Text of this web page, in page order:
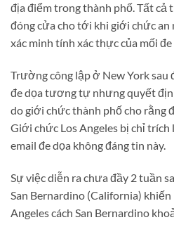
địa điểm trong thành phố. Tất cả
đóng cửa cho tới khi giới chức
xác minh tính xác thực của mối đe
Trường công lập ở New York sau
đe dọa tương tự nhưng quyết
do giới chức thành phố cho rằng
Giới chức Los Angeles bị chỉ
email đe dọa không đáng tin này.
Sự việc diễn ra chưa đầy 2 tuần
San Bernardino (California)
Angeles cách San Bernardino